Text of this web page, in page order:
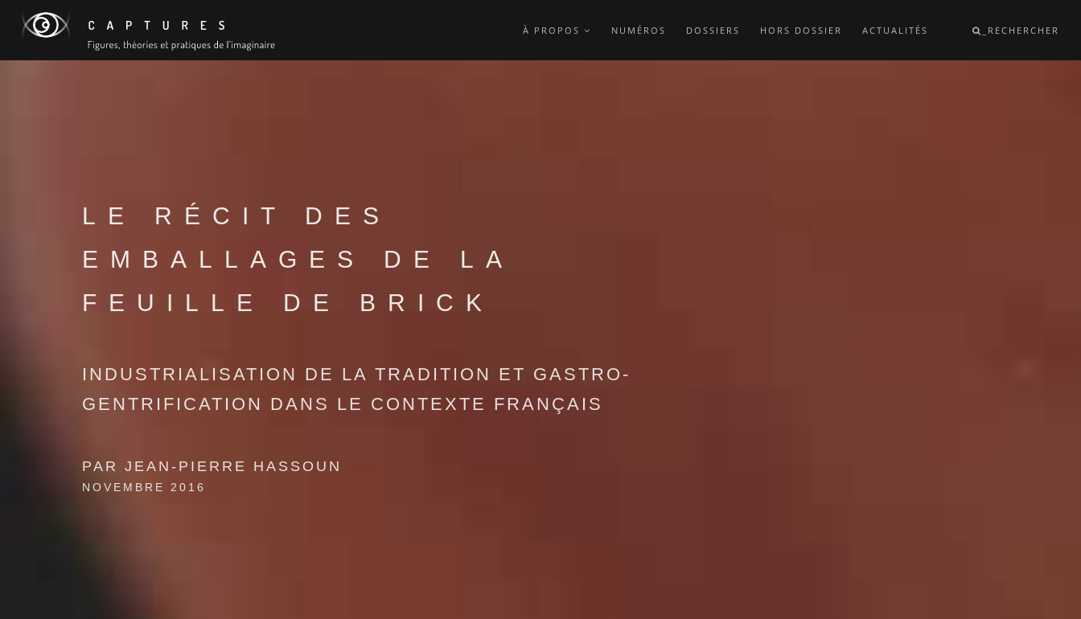
À PROPOS NUMÉROS DOSSIERS HORS DOSSIER ACTUALITÉS _RECHERCHER
LE RÉCIT DES
EMBALLAGES DE LA
FEUILLE DE BRICK
INDUSTRIALISATION DE LA TRADITION ET GASTRO-
GENTRIFICATION DANS LE CONTEXTE FRANÇAIS
PAR JEAN-PIERRE HASSOUN
NOVEMBRE 2016